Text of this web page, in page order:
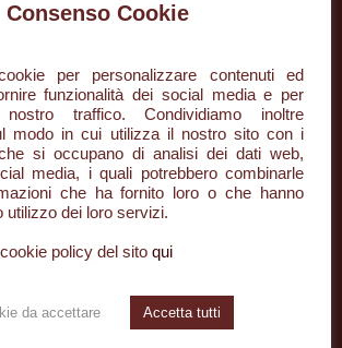
+39 085 296134
info@desaar.it
Piazza della Rinascita, 50/3
Consenso Cookie
per personalizzare contenuti ed
funzionalità dei social media e per
traffico. Condividiamo inoltre
modo in cui utilizza il nostro sito con i
si occupano di analisi dei dati web,
media, i quali potrebbero combinarle
che ha fornito loro o che hanno
utilizzo dei loro servizi.
policy del sito qui
da accettare Accetta tutti